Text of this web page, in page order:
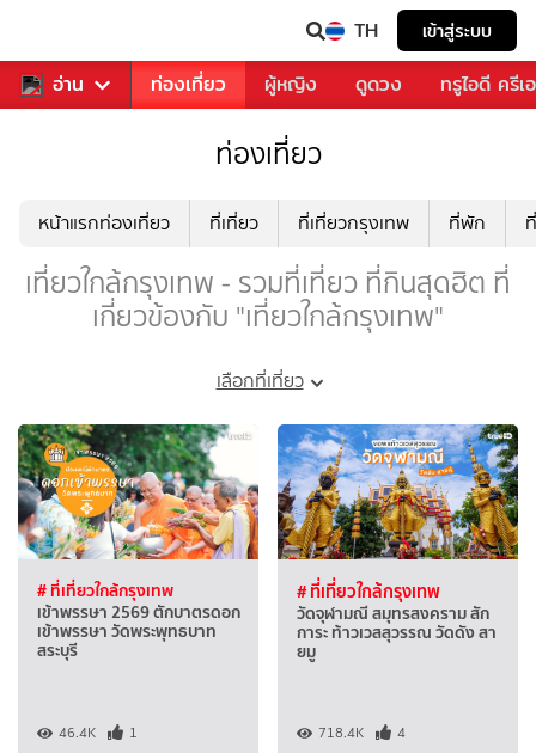
TH เข้าสู่ระบบ
อ่าน
ลง อาหาร ท่องเที่ยว ผู้หญิง ดูดวง ทรูไอดี ครีเ
ท่องเที่ยว
หน้าแรกท่องเที่ยว ที่เที่ยว ที่เที่ยวกรุงเทพ ที่พัก
เที่ยวใกล้กรุงเทพ - รวมที่เที่ยว ที่กินสุดฮิต ที่
เกี่ยวข้องกับ "เที่ยวใกล้กรุงเทพ"
เลือกที่เที่ยว
# ที่เที่ยวใกล้กรุงเทพ
เข้าพรรษา 2569 ตักบาตรดอก
เข้าพรรษา วัดพระพุทธบาท
สระบุรี
46.4K 1
# ที่เที่ยวใกล้กรุงเทพ
วัดจุฬามณี สมุทรสงคราม สัก
การะ ท้าวเวสสุวรรณ วัดดัง สา
ยมู
718.4K 4